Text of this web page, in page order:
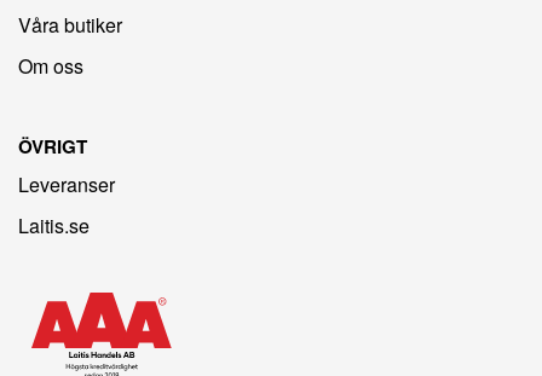
Våra butiker
Om oss
ÖVRIGT
Leveranser
Laitis.se